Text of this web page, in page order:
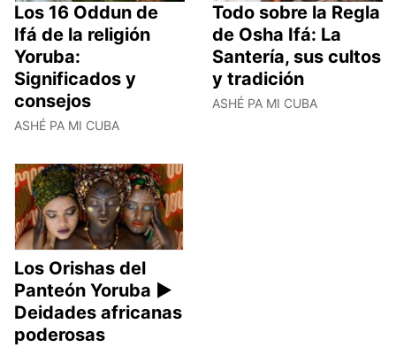
Los 16 Oddun de
Ifá de la religión
Yoruba:
Significados y
consejos
ASHÉ PA MI CUBA
Todo sobre la Regla
de Osha Ifá: La
Santería, sus cultos
y tradición
ASHÉ PA MI CUBA
Los Orishas del
Panteón Yoruba ►
Deidades africanas
poderosas